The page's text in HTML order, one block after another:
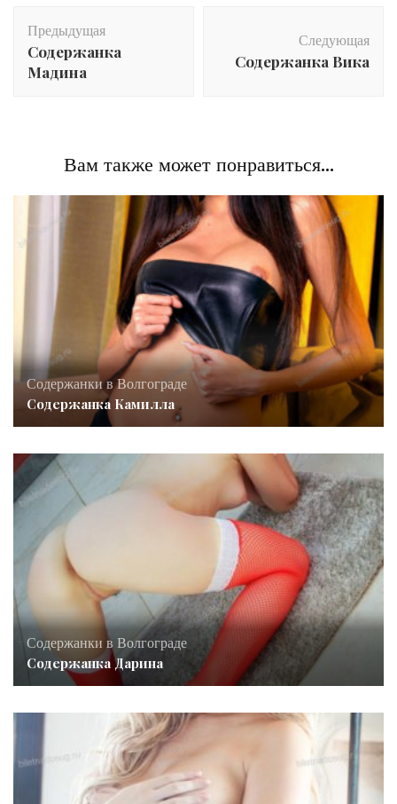
Navigation
Предыдущая
Содержанка
Мадина
Следующая
Содержанка Вика
Вам также может понравиться...
Содержанки в Волгограде
Содержанка Камилла
Содержанки в Волгограде
Содержанка Дарина